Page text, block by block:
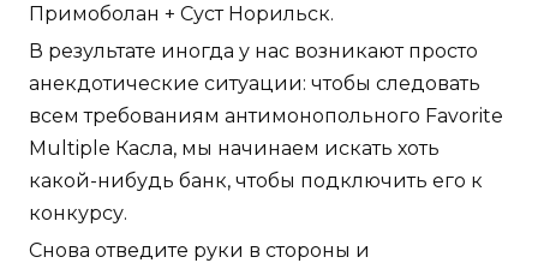
Примоболан + Суст Норильск.
В результате иногда у нас возникают просто
анекдотические ситуации: чтобы следовать
всем требованиям антимонопольного Favorite
Multiple Касла, мы начинаем искать хоть
какой-нибудь банк, чтобы подключить его к
конкурсу.
Снова отведите руки в стороны и